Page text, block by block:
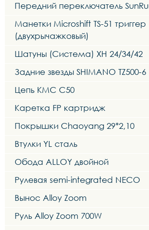
Передний переключатель
Манетки Microshift TS-51 триггер
(двухрычажковый)
Шатуны (Система) XH 24/34/42
Задние звезды SHIMANO TZ500-6
Цепь KMC C50
Каретка FP картридж
Покрышки Chaoyang 29*2,10
Втулки YL сталь
Обода ALLOY двойной
Рулевая semi-integrated NECO
Вынос Alloy Zoom
Руль Alloy Zoom 700W